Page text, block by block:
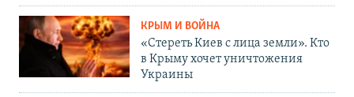
КРЫМ И ВОЙНА
«Стереть Киев с лица земли». Кто
в Крыму хочет уничтожения
Украины